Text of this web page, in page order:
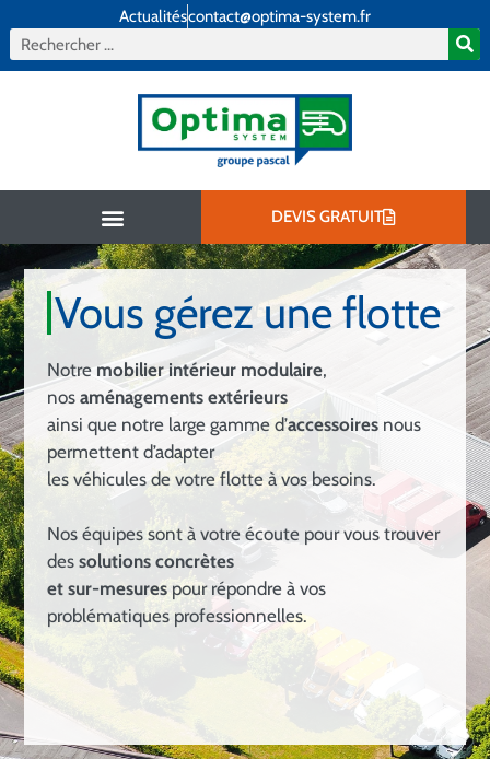
Actualitéscontact@optima-system.fr
DEVIS GRATUIT
Vous gérez une flotte
Notremobilier intérieur modulaire,
nos aménagements extérieurs
ainsi que notre large gamme d’accessoires nous
permettent d’adapter
les véhicules de votre flotte à vos besoins.
Nos équipes sont à votre écoute pour vous trouver
des solutions concrètes
et sur-mesurespour répondre à vos
problématiques professionnelles.